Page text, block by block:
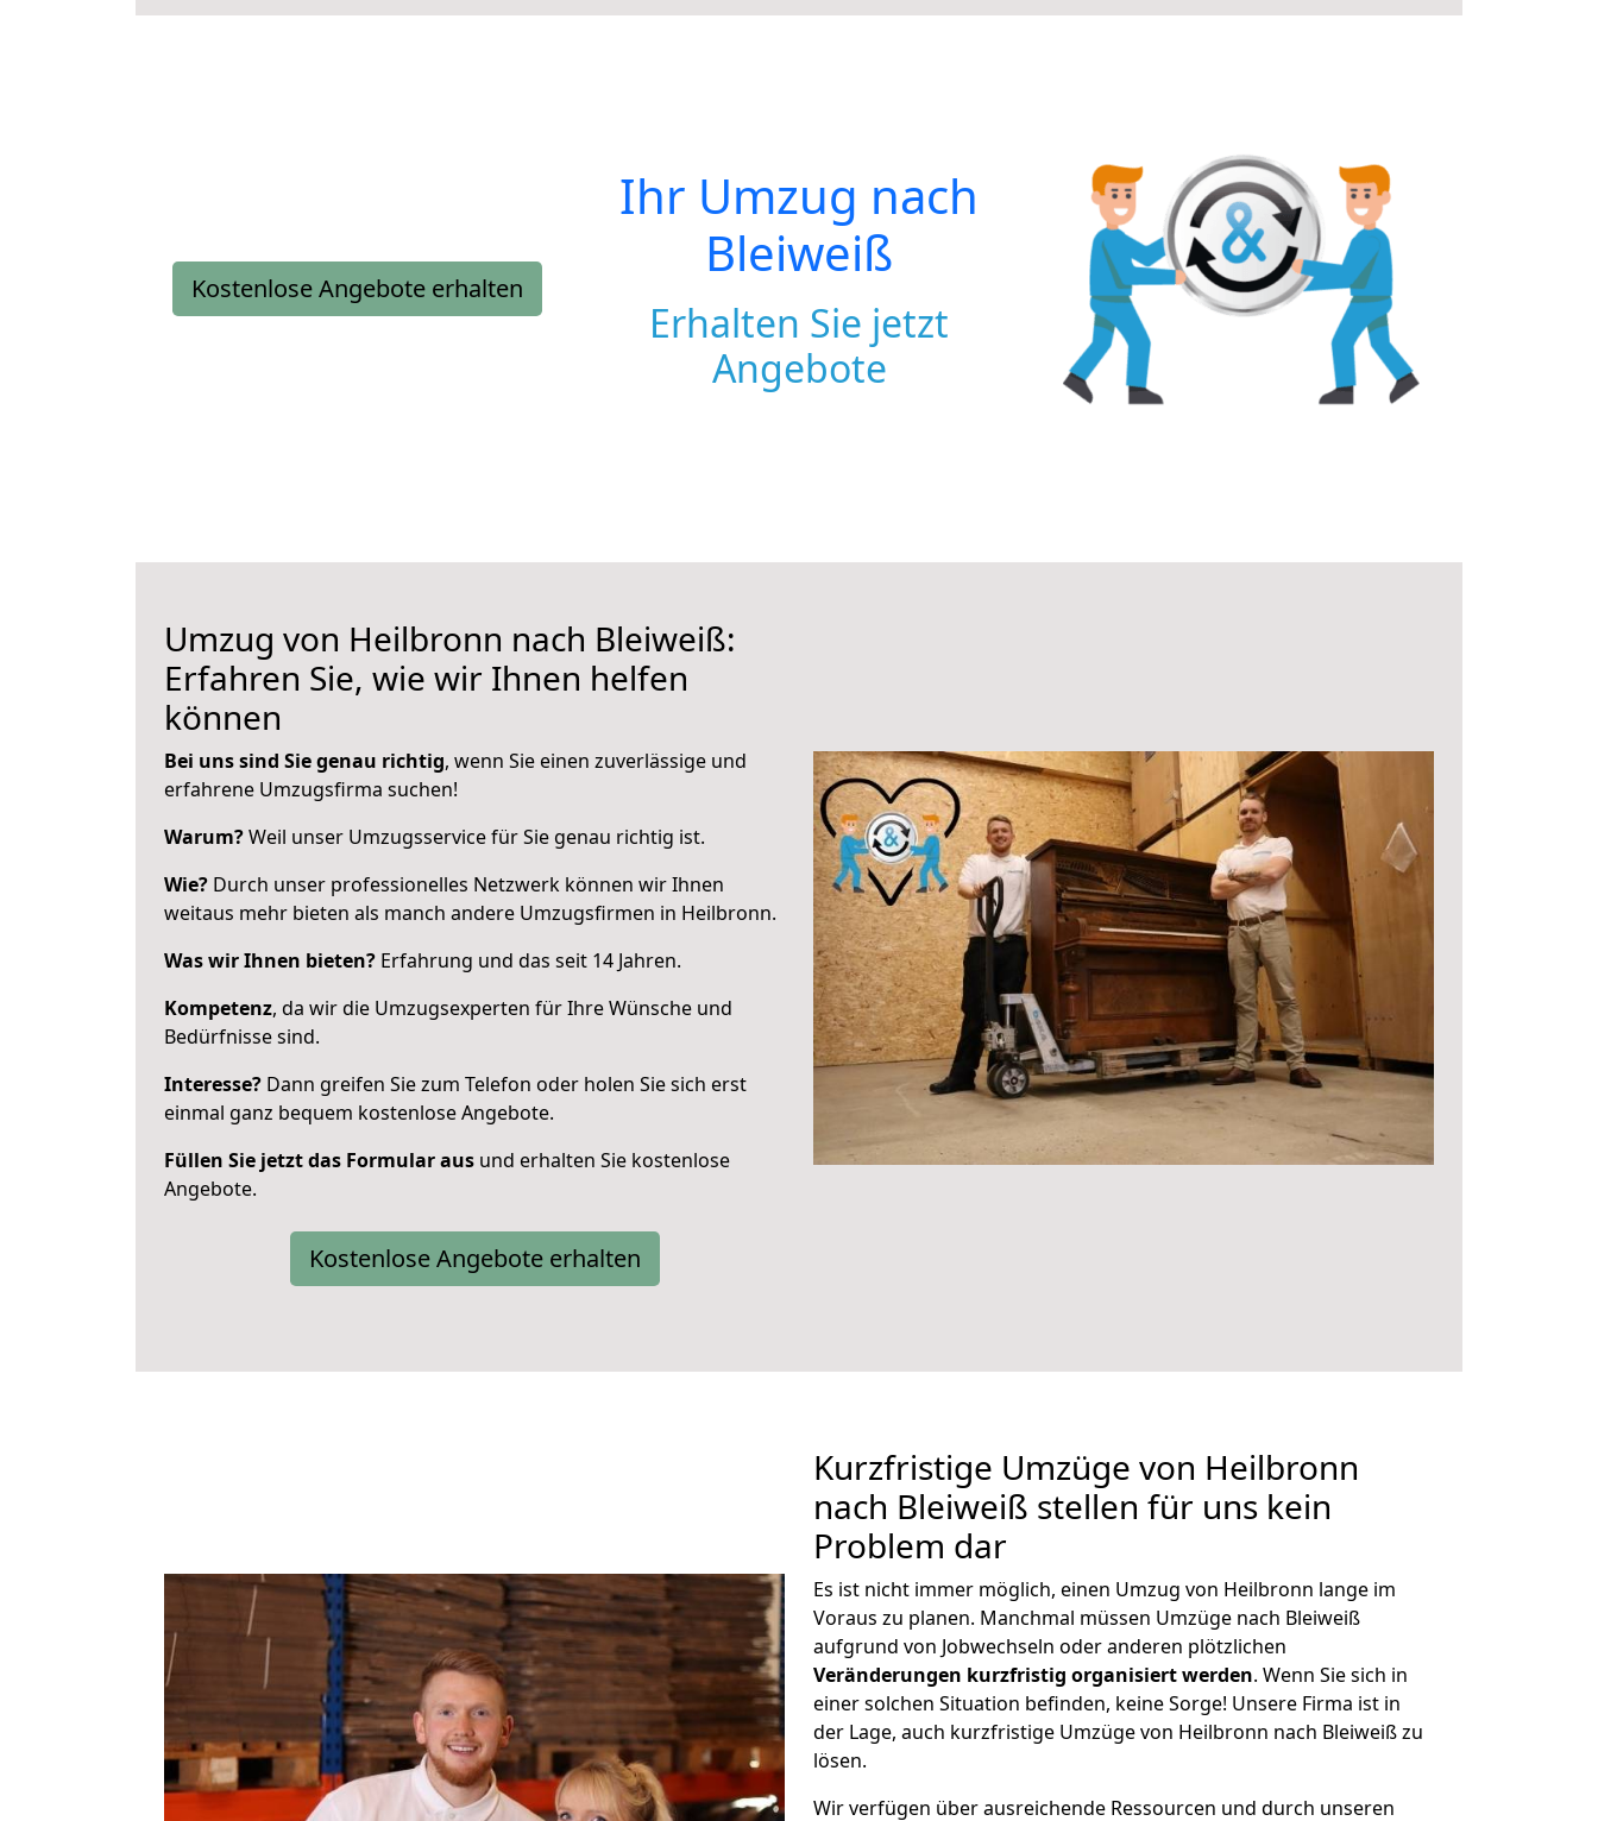
Kostenlose Angebote erhalten
Ihr Umzug nach
Bleiweiß
Erhalten Sie jetzt
Angebote
Umzug von Heilbronn nach Bleiweiß:
Erfahren Sie, wie wir Ihnen helfen
können
Bei uns sind Sie genau richtig, wenn Sie einen zuverlässige und
erfahrene Umzugsfirma suchen!
Warum?Weil unser Umzugsservice für Sie genau richtig ist.
Wie? Durch unser professionelles Netzwerk können wir Ihnen
weitaus mehr bieten als manch andere Umzugsfirmen in Heilbronn.
Was wir Ihnen bieten? Erfahrung und das seit 14 Jahren.
Kompetenz, da wir die Umzugsexperten für Ihre Wünsche und
Bedürfnisse sind.
Interesse? Dann greifen Sie zum Telefon oder holen Sie sich erst
einmal ganz bequem kostenlose Angebote.
Füllen Sie jetzt das Formular aus und erhalten Sie kostenlose
Angebote.
Kostenlose Angebote erhalten
Kurzfristige Umzüge von Heilbronn
nach Bleiweiß stellen für uns kein
Problem dar
Es ist nicht immer möglich, einen Umzug von Heilbronn lange im
Voraus zu planen. Manchmal müssen Umzüge nach Bleiweiß
aufgrund von Jobwechseln oder anderen plötzlichen
Veränderungen kurzfristig organisiert werden. Wenn Sie sich in
einer solchen Situation befinden, keine Sorge! Unsere Firma ist in
der Lage, auch kurzfristige Umzüge von Heilbronn nach Bleiweiß zu
lösen.
Wir verfügen über ausreichende Ressourcen und durch unseren